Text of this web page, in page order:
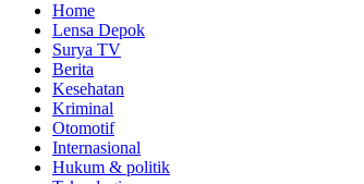
Home
Lensa Depok
Surya TV
Berita
Kesehatan
Kriminal
Otomotif
Internasional
Hukum & politik